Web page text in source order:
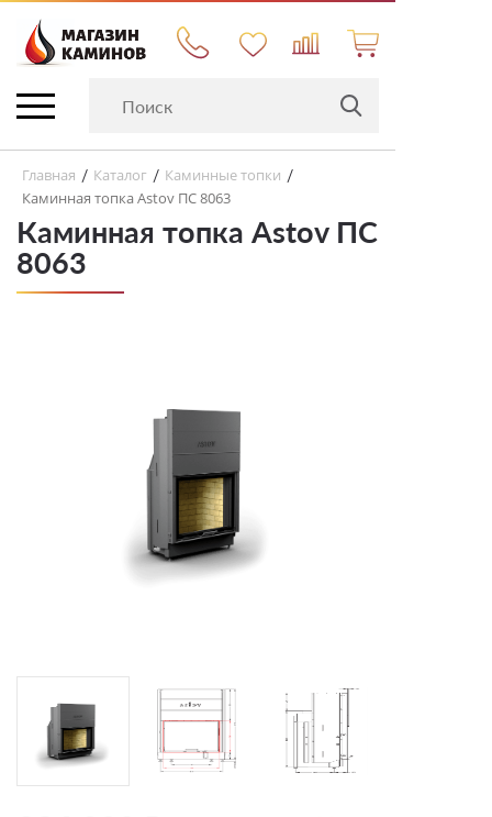
Главная / Каталог / Каминные топки /
Каминная топка Astov ПС 8063
Каминная топка Astov ПС
8063